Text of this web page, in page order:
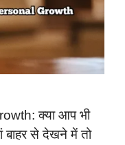
क्या आप भी
बाहर से देखने में तो